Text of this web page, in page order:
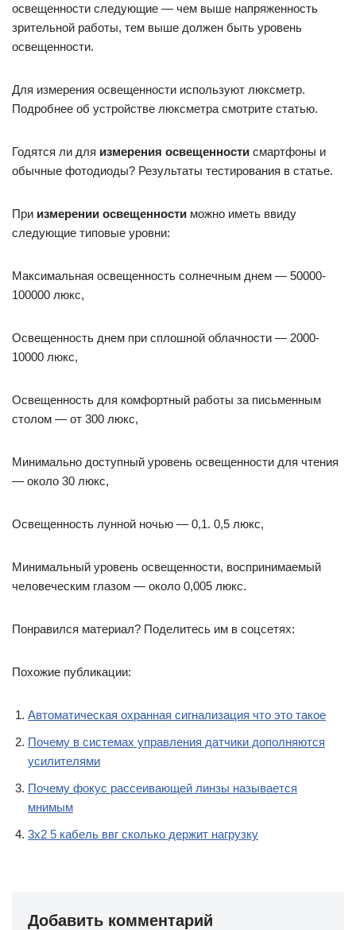
освещенности следующие — чем выше напряженность
зрительной работы, тем выше должен быть уровень
освещенности.
Для измерения освещенности используют люксметр.
Подробнее об устройстве люксметра смотрите статью.
Годятся ли для измерения освещенности смартфоны и
обычные фотодиоды? Результаты тестирования в статье.
При измерении освещенности можно иметь ввиду
следующие типовые уровни:
Максимальная освещенность солнечным днем — 50000-
100000 люкс,
Освещенность днем при сплошной облачности — 2000-
10000 люкс,
Освещенность для комфортный работы за письменным
столом — от 300 люкс,
Минимально доступный уровень освещенности для чтения
— около 30 люкс,
Освещенность лунной ночью — 0,1. 0,5 люкс,
Минимальный уровень освещенности, воспринимаемый
человеческим глазом — около 0,005 люкс.
Понравился материал? Поделитесь им в соцсетях:
Похожие публикации:
Автоматическая охранная сигнализация что это такое
Почему в системах управления датчики дополняются
усилителями
Почему фокус рассеивающей линзы называется
мнимым
3х2 5 кабель ввг сколько держит нагрузку
Добавить комментарий